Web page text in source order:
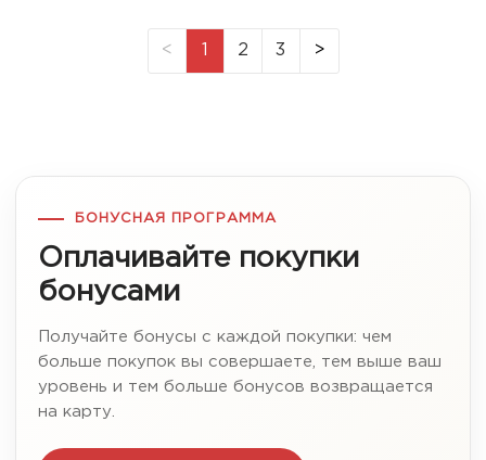
< 2 3 >
БОНУСНАЯ ПРОГРАММА
Оплачивайте покупки
бонусами
Получайте бонусы с каждой покупки: чем
больше покупок вы совершаете, тем выше ваш
уровень и тем больше бонусов возвращается
на карту.